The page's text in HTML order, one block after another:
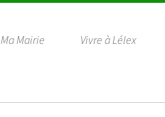
Ma Mairie Vivre à Lélex